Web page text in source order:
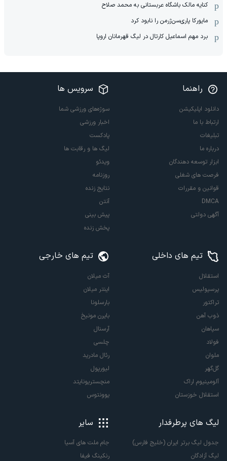
کنایه مالک باشگاه عربستانی به محمد صلاح
مایورکا پاری‌سن‌ژرمن را نابود کرد
برد مهم اسماعیل کارتال در لیگ قهرمانان اروپا
راهنما
دانلود اپلیکیشن
ارتباط با ما
تبلیغات
درباره ما
ابزار توسعه دهندگان
فرصت های شغلی
قوانین و مقررات
DMCA
آگهی دولتی
سرویس ها
سوژه‌های ورزشی شما
اخبار ورزشی
پادکست
لیگ ها و رقابت ها
ویدئو
روزنامه
نتایج زنده
آنتن
پیش بینی
پخش زنده
تیم های داخلی
استقلال
پرسپولیس
تراکتور
ذوب آهن
سپاهان
فولاد
ملوان
گل‌گهر
آلومینیوم اراک
استقلال خوزستان
تیم های خارجی
آث میلان
اینتر میلان
بارسلونا
بایرن مونیخ
آرسنال
چلسی
رئال مادرید
لیورپول
منچستریونایتد
یوونتوس
لیگ های پرطرفدار
جدول لیگ برتر ایران (خلیج فارس)
لیگ آزادگان
سایر
جام ملت های آسیا
رنکینگ فیفا